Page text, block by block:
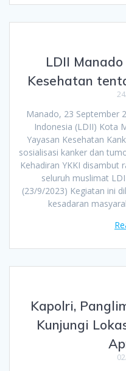
LDII
Kesehatan
Manado, 23 September
Indonesia (LDII) Kota
Yayasan Kesehatan
sosialisasi kanker dan
Kehadiran YKKI disambut
seluruh muslimat
(23/9/2023) Kegiatan ini
kesadaran
Kapolri,
Kunjungi